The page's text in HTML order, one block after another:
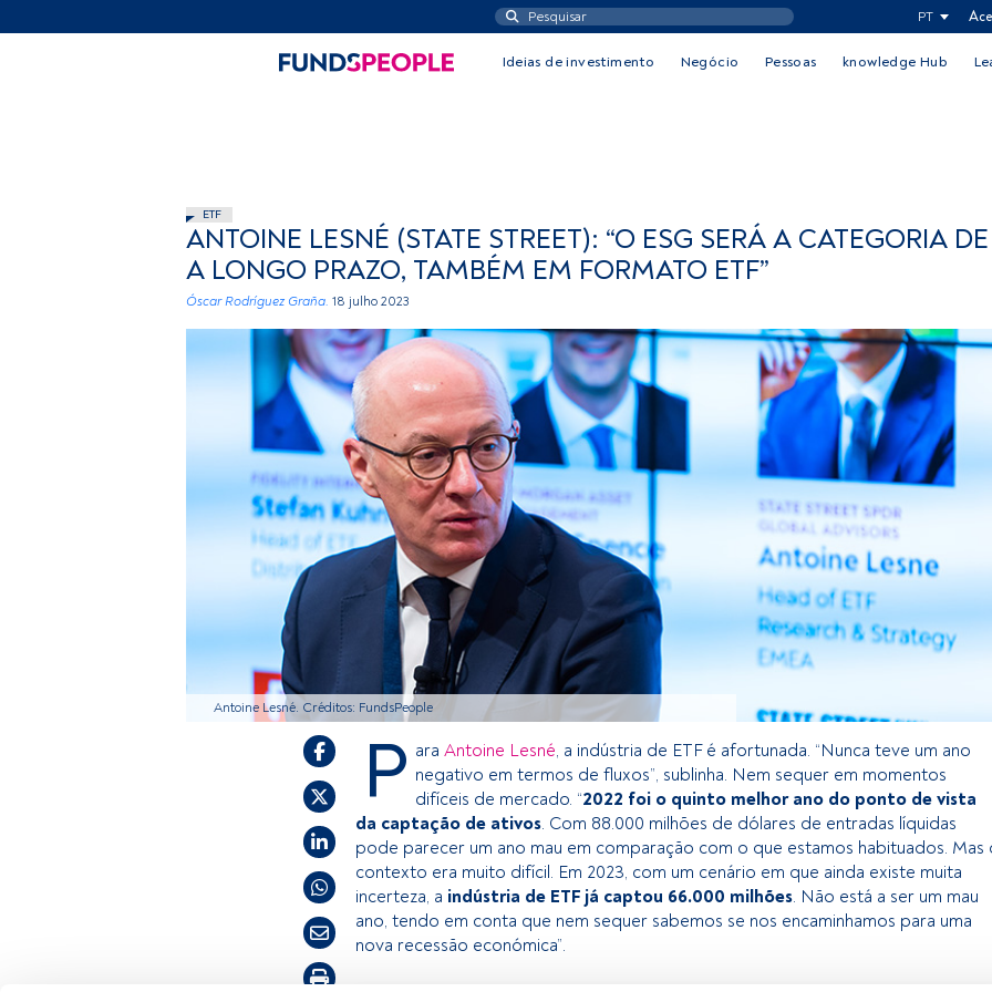
PT
Ideias de investimento Negócio Pessoas knowledge Hub
ETF
ANTOINE LESNÉ (STATE STREET): “O ESG SERÁ A CATEGORIA
A LONGO PRAZO, TAMBÉM EM FORMATO ETF”
Óscar Rodríguez Graña. 18 julho 2023
Antoine Lesné. Créditos: FundsPeople
P ara Antoine Lesné, a indústria de ETF é afortunada. “Nunca teve um ano
negativo em termos de fluxos”, sublinha. Nem sequer em momentos
difíceis de mercado. “2022 foi o quinto melhor ano do ponto de vista
da captação de ativos. Com 88.000 milhões de dólares de entradas líquidas
pode parecer um ano mau em comparação com o que estamos habituados. Mas
contexto era muito difícil. Em 2023, com um cenário em que ainda existe muita
incerteza, a indústria de ETF já captou 66.000 milhões. Não está a ser um mau
ano, tendo em conta que nem sequer sabemos se nos encaminhamos para uma
nova recessão económica”.